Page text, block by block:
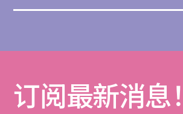
订阅最新消息！